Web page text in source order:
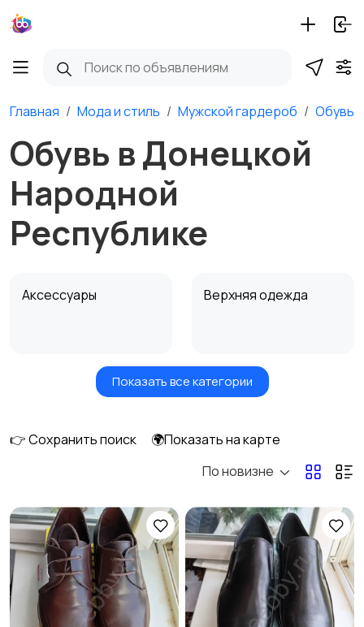
Главная Мода и стиль Мужской гардероб Обувь
Обувь в Донецкой
Народной
Республике
Аксессуары Верхняя одежда
Головные уборы Домашняя одежда
Нижнее белье
Обувь3 Пиджаки и костюмы
Показать все категории
👉 Сохранить поиск
🌍Показать на карте
По новизне